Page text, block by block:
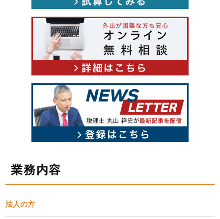
業務内容
法人の方